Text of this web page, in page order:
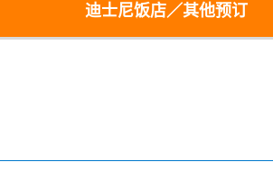
迪士尼饭店／其他预订